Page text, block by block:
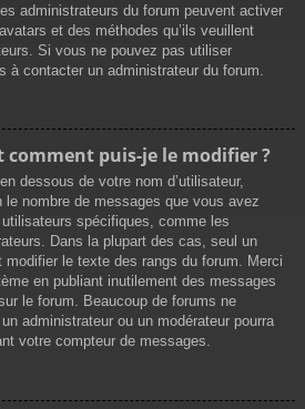
administrateurs du forum peuvent activer
et des méthodes qu’ils veuillent
Si vous ne pouvez pas utiliser
à contacter un administrateur du forum.
comment puis-je le modifier ?
dessous de votre nom d’utilisateur,
nombre de messages que vous avez
spécifiques, comme les
Dans la plupart des cas, seul un
modifier le texte des rangs du forum. Merci
en publiant inutilement des messages
le forum. Beaucoup de forums ne
administrateur ou un modérateur pourra
votre compteur de messages.